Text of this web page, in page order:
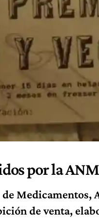
por la
Medicamentos,
de venta,